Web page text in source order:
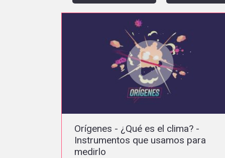
Orígenes - ¿Qué es el clima? -
Instrumentos que usamos para
medirlo